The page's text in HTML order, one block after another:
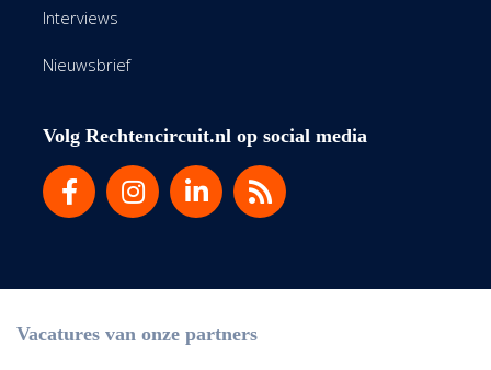
Interviews
Nieuwsbrief
Volg Rechtencircuit.nl op social media
Vacatures van onze partners